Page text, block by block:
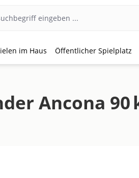
im Haus Öffentlicher Spielplatz
Ancona